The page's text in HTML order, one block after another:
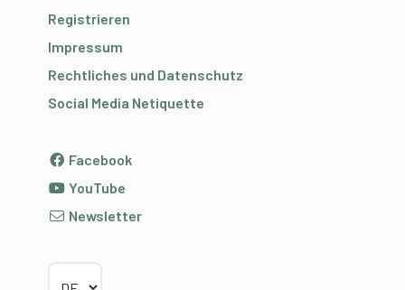
Registrieren
Impressum
Rechtliches und Datenschutz
Social Media Netiquette
Facebook
YouTube
Newsletter